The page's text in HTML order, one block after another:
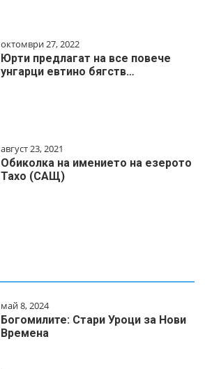
октомври 27, 2022
Юрти предлагат на все повече
унгарци евтино бягств…
август 23, 2021
Обиколка на имението на езерото
Тахо (САЩ)
май 8, 2024
Богомилите: Стари Уроци за Нови
Времена